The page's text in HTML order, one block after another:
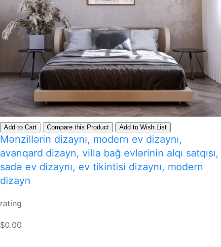
Add to Cart Compare this Product Add to Wish List
Mənzillərin dizaynı, modern ev dizaynı,
avanqard dizayn, villa bağ evlərinin alqı satqısı,
sadə ev dizaynı, ev tikintisi dizaynı, modern
dizayn
rating
$0.00